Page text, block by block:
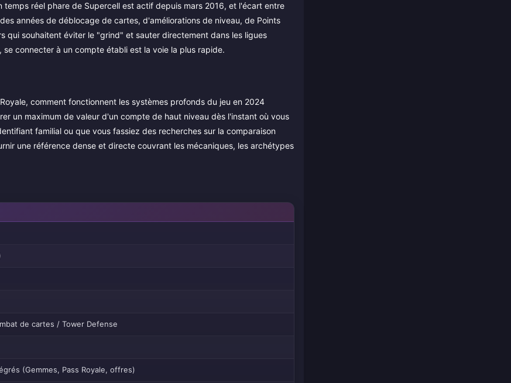
réel phare de Supercell est actif depuis mars 2016, et l'écart entre
années de déblocage de cartes, d'améliorations de niveau, de Points
qui souhaitent éviter le "grind" et sauter directement dans les ligues
connecter à un compte établi est la voie la plus rapide.
comment fonctionnent les systèmes profonds du jeu en 2024
un maximum de valeur d'un compte de haut niveau dès l'instant où vous
familial ou que vous fassiez des recherches sur la comparaison
une référence dense et directe couvrant les mécaniques, les archétypes
de cartes / Tower Defense
(Gemmes, Pass Royale, offres)